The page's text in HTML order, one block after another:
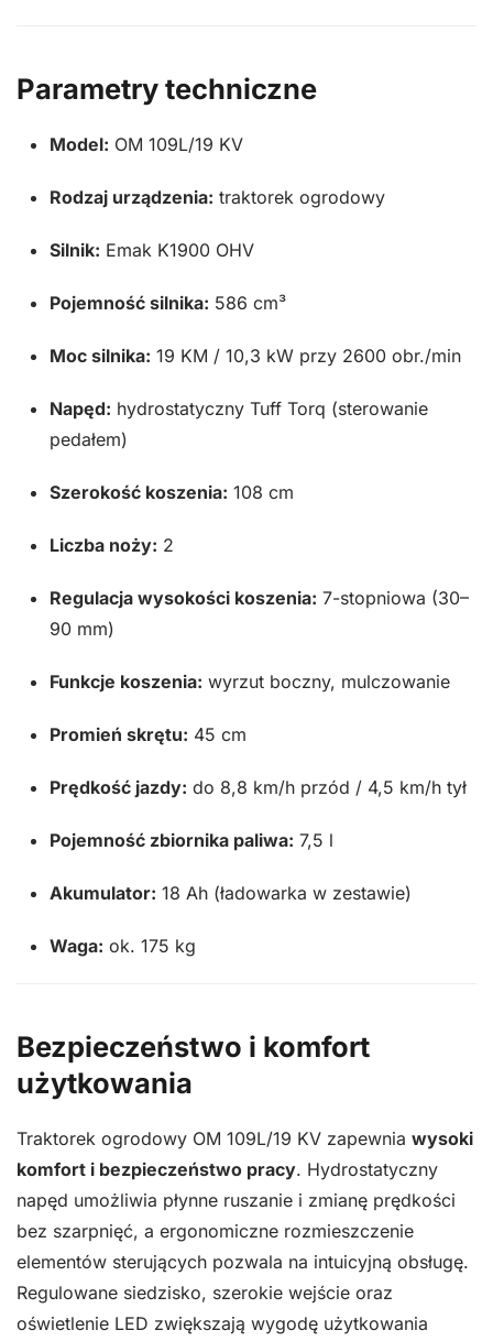
Parametry techniczne
Model: OM 109L/19 KV
Rodzaj urządzenia: traktorek ogrodowy
Silnik: Emak K1900 OHV
Pojemność silnika: 586 cm³
Moc silnika: 19 KM / 10,3 kW przy 2600 obr./min
Napęd: hydrostatyczny Tuff Torq (sterowanie
pedałem)
Szerokość koszenia: 108 cm
Liczba noży: 2
Regulacja wysokości koszenia: 7-stopniowa (30–
90 mm)
Funkcje koszenia: wyrzut boczny, mulczowanie
Promień skrętu: 45 cm
Prędkość jazdy: do 8,8 km/h przód / 4,5 km/h tył
Pojemność zbiornika paliwa: 7,5 l
Akumulator: 18 Ah (ładowarka w zestawie)
Waga: ok. 175 kg
Bezpieczeństwo i komfort
użytkowania
Traktorek ogrodowy OM 109L/19 KV zapewnia wysoki
komfort i bezpieczeństwo pracy. Hydrostatyczny
napęd umożliwia płynne ruszanie i zmianę prędkości
bez szarpnięć, a ergonomiczne rozmieszczenie
elementów sterujących pozwala na intuicyjną obsługę.
Regulowane siedzisko, szerokie wejście oraz
oświetlenie LED zwiększają wygodę użytkowania